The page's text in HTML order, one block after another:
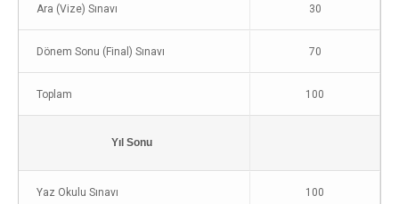
Ara (Vize) Sınavı 30
Dönem Sonu (Final) Sınavı 70
Toplam 100
Yıl Sonu
Yaz Okulu Sınavı 100